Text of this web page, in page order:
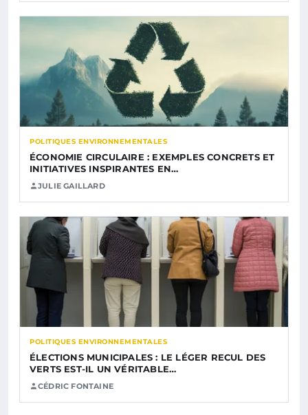
POLITIQUES ENVIRONNEMENTALES
ÉCONOMIE CIRCULAIRE : EXEMPLES CONCRETS ET
INITIATIVES INSPIRANTES EN…
JULIE GAILLARD
POLITIQUES ENVIRONNEMENTALES
ÉLECTIONS MUNICIPALES : LE LÉGER RECUL DES
VERTS EST-IL UN VÉRITABLE…
CÉDRIC FONTAINE